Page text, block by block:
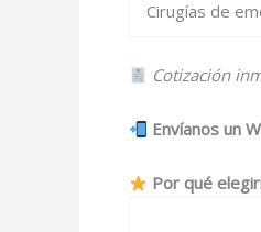
Cirugías de
Cotización
Envíanos un
Por qué